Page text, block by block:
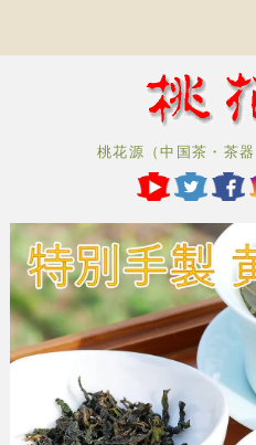
桃花源（中国茶・茶